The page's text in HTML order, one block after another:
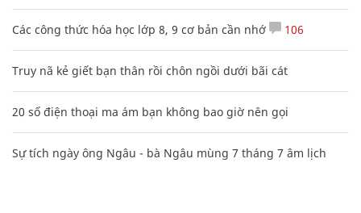
Các công thức hóa học lớp 8, 9 cơ bản cần nhớ 106
Truy nã kẻ giết bạn thân rồi chôn ngồi dưới bãi cát
20 số điện thoại ma ám bạn không bao giờ nên gọi
Sự tích ngày ông Ngâu - bà Ngâu mùng 7 tháng 7 âm lịch